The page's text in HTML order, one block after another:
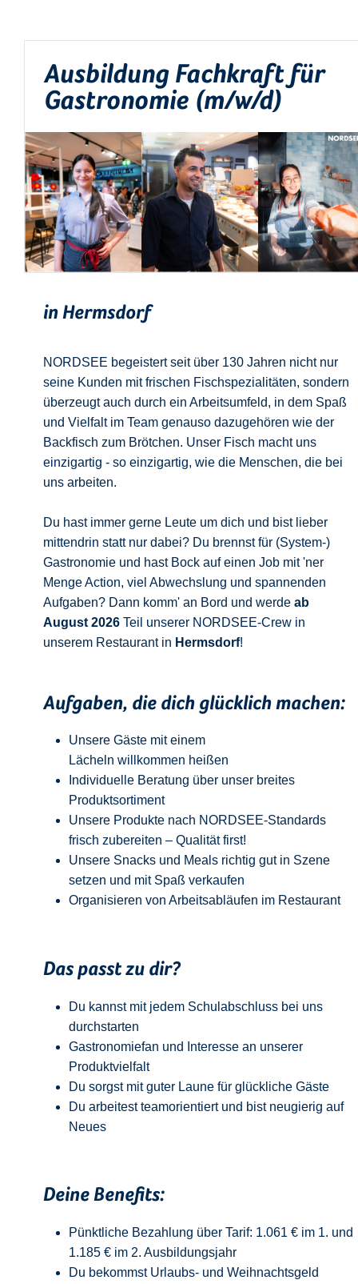
Ausbildung Fachkraft für
Gastronomie (m/w/d)
in Hermsdorf
NORDSEE begeistert seit über 130 Jahren nicht nur
seine Kunden mit frischen Fischspezialitäten, sondern
überzeugt auch durch ein Arbeitsumfeld, in dem Spaß
und Vielfalt im Team genauso dazugehören wie der
Backfisch zum Brötchen. Unser Fisch macht uns
einzigartig - so einzigartig, wie die Menschen, die bei
uns arbeiten.
Du hast immer gerne Leute um dich und bist lieber
mittendrin statt nur dabei? Du brennst für (System-)
Gastronomie und hast Bock auf einen Job mit 'ner
Menge Action, viel Abwechslung und spannenden
Aufgaben? Dann komm' an Bord und werde ab
August 2026 Teil unserer NORDSEE-Crew in
unserem Restaurant in Hermsdorf!
Aufgaben, die dich glücklich machen:
Unsere Gäste mit einem
Lächeln willkommen heißen
Individuelle Beratung über unser breites
Produktsortiment
Unsere Produkte nach NORDSEE-Standards
frisch zubereiten – Qualität first!
Unsere Snacks und Meals richtig gut in Szene
setzen und mit Spaß verkaufen
Organisieren von Arbeitsabläufen im Restaurant
Das passt zu dir?
Du kannst mit jedem Schulabschluss bei uns
durchstarten
Gastronomiefan und
Interesse an unserer
Produktvielfalt
Du sorgst mit guter Laune für glückliche Gäste
Du arbeitest teamorientiert und bist neugierig auf
Neues
Deine Benefits:
Pünktliche Bezahlung über Tarif: 1.061 € im 1. und
1.185 € im 2. Ausbildungsjahr
Du bekommst Urlaubs- und Weihnachtsgeld